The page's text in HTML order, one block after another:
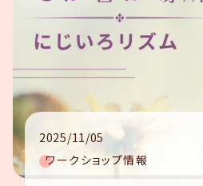
2025/11/05
ワークショップ情報